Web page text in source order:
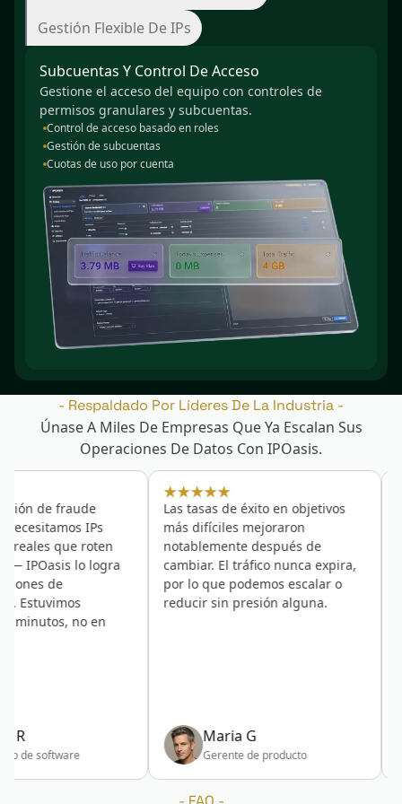
Gestión Flexible De IPs
Subcuentas Y Control De Acceso
Gestione el acceso del equipo con controles de
permisos granulares y subcuentas.
Control de acceso basado en roles
Gestión de subcuentas
Cuotas de uso por cuenta
- Respaldado Por Líderes De La Industria -
Únase A Miles De Empresas Que Ya Escalan Sus
Operaciones De Datos Con IPOasis.
de fraude
IPs
que roten
lo logra
de
no en
software
Las tasas de éxito en objetivos
más difíciles mejoraron
notablemente después de
cambiar. El tráfico nunca expira,
por lo que podemos escalar o
reducir sin presión alguna.
Maria G
Gerente de producto